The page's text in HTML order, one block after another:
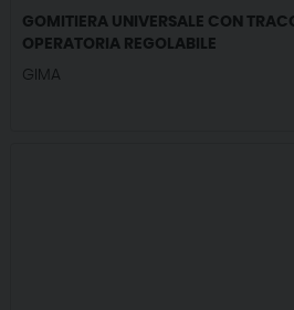
GOMITIERA UNIVERSALE CON
OPERATORIA REGOLABILE
GIMA